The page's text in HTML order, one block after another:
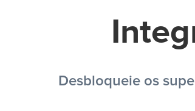
Desbloqueie os